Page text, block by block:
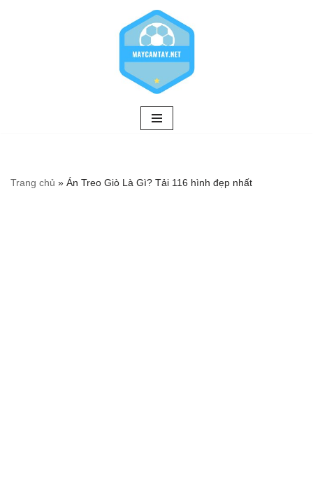
Trang chủ » Án Treo Giò Là Gì? Tải 116 hình đẹp nhất